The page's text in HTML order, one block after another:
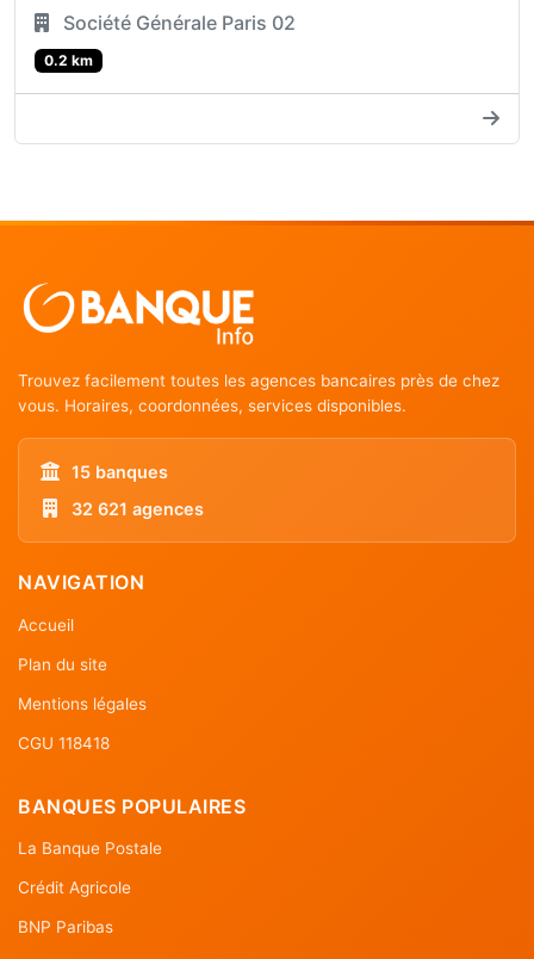
Société Générale Paris 02
0.2 km
Trouvez facilement toutes les agences bancaires près de chez
vous. Horaires, coordonnées, services disponibles.
15 banques
32 621 agences
NAVIGATION
Accueil
Plan du site
Mentions légales
CGU 118418
BANQUES POPULAIRES
La Banque Postale
Crédit Agricole
BNP Paribas